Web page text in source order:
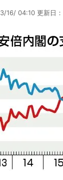
16/ 04:10 更新日：